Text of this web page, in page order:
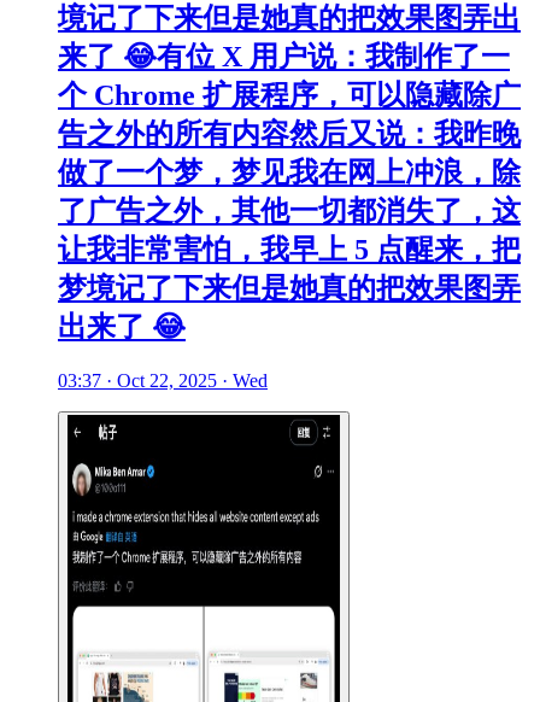
境记了下来但是她真的把效果图弄出
来了 😂有位 X 用户说：我制作了一
个 Chrome 扩展程序，可以隐藏除广
告之外的所有内容然后又说：我昨晚
做了一个梦，梦见我在网上冲浪，除
了广告之外，其他一切都消失了，这
让我非常害怕，我早上 5 点醒来，把
梦境记了下来但是她真的把效果图弄
出来了 😂
03:37 · Oct 22, 2025 · Wed